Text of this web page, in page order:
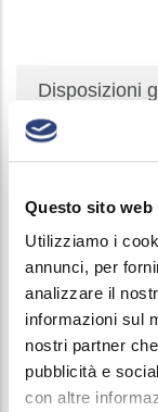
Questo sito
Utilizziamo i
annunci, per
analizzare il
informazioni sul
nostri partner
pubblicità e
con altre
Società
Trasparente
Disposizioni
Personale
Selezione
Performance
Enti